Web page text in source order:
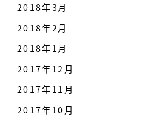
2018年3月
2018年2月
2018年1月
2017年12月
2017年11月
2017年10月